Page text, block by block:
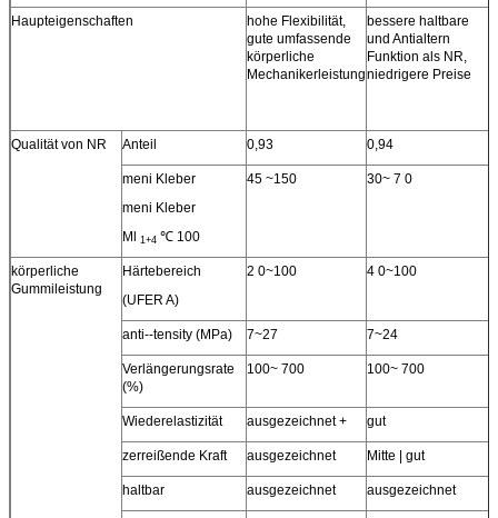
Haupteigenschaften
hohe Flexibilität,
gute umfassende
körperliche
Mechanikerleistung
bessere haltbare
und Antialtern
Funktion als NR,
niedrigere Preise
Qualität von NR Anteil 0,93 0,94
meni Kleber
meni Kleber
Ml 1+4 ℃ 100
45 ~150 30~ 7 0
körperliche
Gummileistung
Härtebereich
(UFER A)
2 0~100 4 0~100
anti--tensity (MPa) 7~27 7~24
Verlängerungsrate
(%)
100~ 700 100~ 700
Wiederelastizität ausgezeichnet + gut
zerreißende Kraft ausgezeichnet Mitte | gut
haltbar ausgezeichnet ausgezeichnet